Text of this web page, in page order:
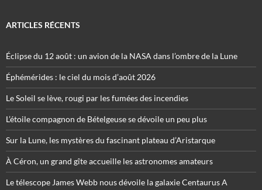
ARTICLES RÉCENTS
Éclipse du 12 août : un avion de la NASA dans l’ombre de la Lune
Éphémérides : le ciel du mois d’août 2026
Le Soleil se lève, rougi par les fumées des incendies
L’étoile compagnon de Bételgeuse se dévoile un peu plus
Sur la Lune, les mystères du fascinant plateau d’Aristarque
À Céron, un grand gîte accueille les astronomes amateurs
Le télescope James Webb nous dévoile la galaxie Centaurus A